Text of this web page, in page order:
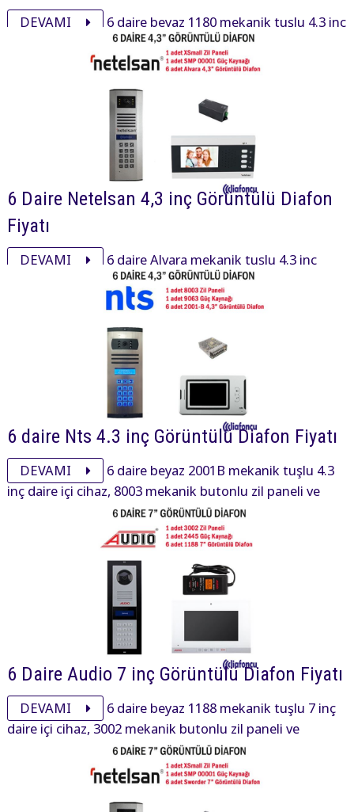
DEVAMI
6 daire beyaz 1180 mekanik tuşlu 4.3 inç
daire içi cihaz, 3002 mekanik tuşlu zil paneli ve aksesuarı
ile görüntülü diafon paketi 18840₺ dir.
6 Daire Netelsan 4,3 inç Görüntülü Diafon
Fiyatı
DEVAMI
6 daire Alvara mekanik tuşlu 4.3 inç
daire içi cihaz, xsmall mekanik tuşlu zil paneli ve
aksesuarı ile görüntülü diafon paketi 20100₺ dir.
6 daire Nts 4.3 inç Görüntülü Diafon Fiyatı
DEVAMI
6 daire beyaz 2001B mekanik tuşlu 4.3
inç daire içi cihaz, 8003 mekanik butonlu zil paneli ve
aksesuarı ile görüntülü diafon paketi 13355₺ dir.
6 Daire Audio 7 inç Görüntülü Diafon Fiyatı
DEVAMI
6 daire beyaz 1188 mekanik tuşlu 7 inç
daire içi cihaz, 3002 mekanik butonlu zil paneli ve
aksesuarı ile görüntülü diafon paketi 24300₺ dir.